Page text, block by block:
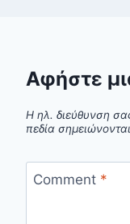
Αφήστε
Η ηλ. διεύθυνση
πεδία
Comment *